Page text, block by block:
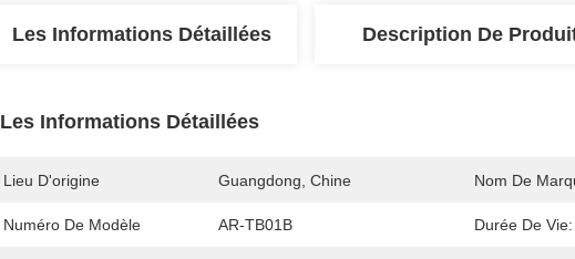
Les Informations Détaillées Description De
Les Informations Détaillées
Lieu D'origine Guangdong, Chine Nom De
Numéro De Modèle AR-TB01B Durée De Vie: